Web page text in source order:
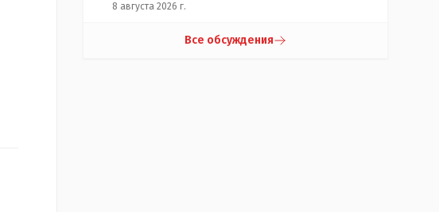
8 августа 2026 г.
Все обсуждения